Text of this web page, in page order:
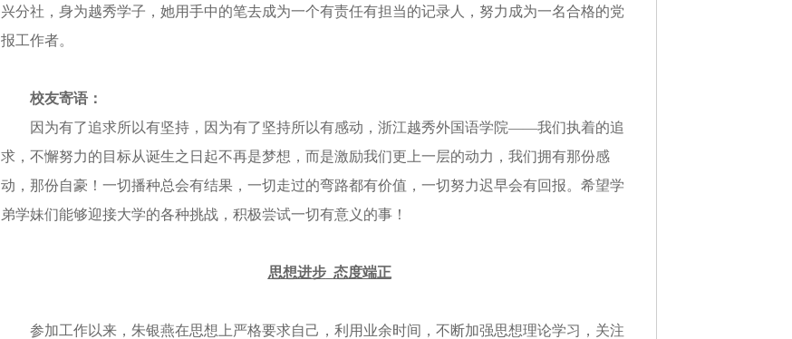
兴分社，身为越秀学子，她用手中的笔去成为一个有责任有担当的记录人，努力成为一名合格的党
报工作者。
校友寄语：
因为有了追求所以有坚持，因为有了坚持所以有感动，浙江越秀外国语学院——我们执着的追
求，不懈努力的目标从诞生之日起不再是梦想，而是激励我们更上一层的动力，我们拥有那份感
动，那份自豪！一切播种总会有结果，一切走过的弯路都有价值，一切努力迟早会有回报。希望学
弟学妹们能够迎接大学的各种挑战，积极尝试一切有意义的事！
思想进步 态度端正
参加工作以来，朱银燕在思想上严格要求自己，利用业余时间，不断加强思想理论学习，关注